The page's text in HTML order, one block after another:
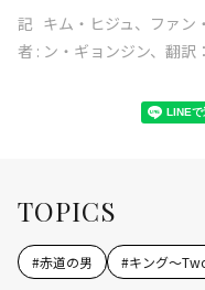
記
者 :
キム・ヒジュ、ファン
ン・ギョンジン、翻訳
TOPICS
#赤道の男 #キング～